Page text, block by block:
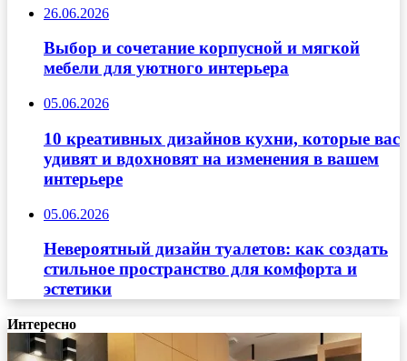
26.06.2026
Выбор и сочетание корпусной и мягкой
мебели для уютного интерьера
05.06.2026
10 креативных дизайнов кухни, которые вас
удивят и вдохновят на изменения в вашем
интерьере
05.06.2026
Невероятный дизайн туалетов: как создать
стильное пространство для комфорта и
эстетики
Интересно